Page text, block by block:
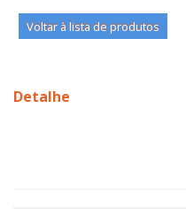
Voltar à lista de produtos
Detalhe